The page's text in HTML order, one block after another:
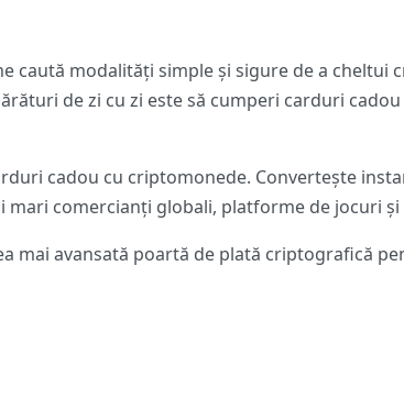
caută modalități simple și sigure de a cheltui
de zi cu zi este să cumperi carduri cadou
cadou cu criptomonede. Convertește
mari comercianți globali, platforme de jocuri și
mai avansată poartă de plată criptografică